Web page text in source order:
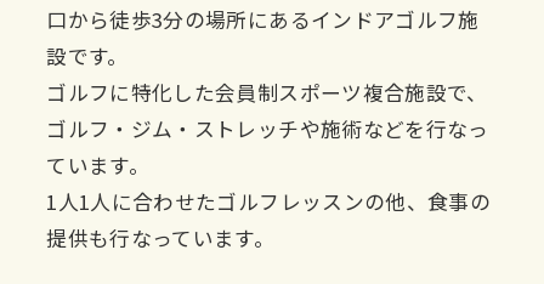
口から徒歩3分の場所にあるインドアゴルフ施
設です。
ゴルフに特化した会員制スポーツ複合施設で、
ゴルフ・ジム・ストレッチや施術などを行なっ
ています。
1人1人に合わせたゴルフレッスンの他、食事の
提供も行なっています。